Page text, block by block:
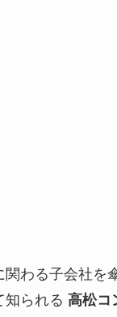
関わる子会社を
知られる 高松コ